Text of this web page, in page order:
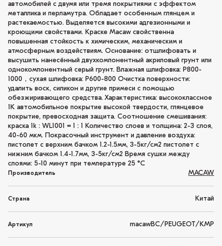
автомобилей с двумя или тремя покрытиями с эффектом
металлика и перламутра. Обладает особенным глянцем и
растекаемостью. Выделяется высокими адгезионными и
кроющими свойствами. Краске Macaw свойственна
повышенная стойкость к химическим, механическим и
атмосферным воздействиям. Основание: отшлифовать и
высушить нанесённый двухкомпонентный акриловый грунт или
однокомпонентный серый грунт. Влажная шлифовка: P800-
1000，сухая шлифовка: P600-800 Очистка поверхности:
удалить воск, силикон и другие примеси с помощью
обезжиривающего средства. Характеристика: высококлассное
1K автомобильное покрытие высокой твердости, глянцевое
покрытие, превосходная защита. Соотношение смешивания:
краска 1k : WL1001 = 1 : 1 Количество слоев и толщина: 2-3 слоя,
40-60 мкм. Покрасочный инструмент и давление воздуха:
пистолет с верхним бачком 1.2-1.5мм, 3-5кг/см2 пистолет с
нижним бачком 1.4-1.7мм, 3-5кг/см2 Время сушки между
слоями: 5-10 минут при температуре 25 °C
Производитель MACAW
Страна Китай
Артикул macawBC/PEUGEOT/KMP